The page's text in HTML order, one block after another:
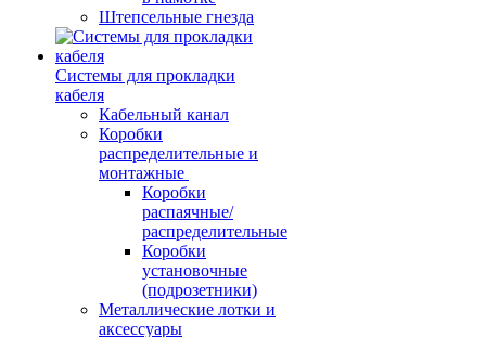
Штепсельные гнезда
Системы для прокладки
кабеля
Кабельный канал
Коробки
распределительные и
монтажные
Коробки
распаячные/
распределительные
Коробки
установочные
(подрозетники)
Металлические лотки и
аксессуары